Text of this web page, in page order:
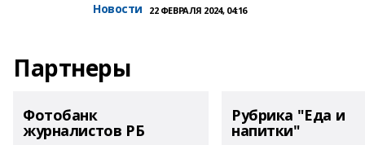
Новости 22 ФЕВРАЛЯ 2024, 04:16
Партнеры
Фотобанк
журналистов РБ
Рубрика "Еда и
напитки"